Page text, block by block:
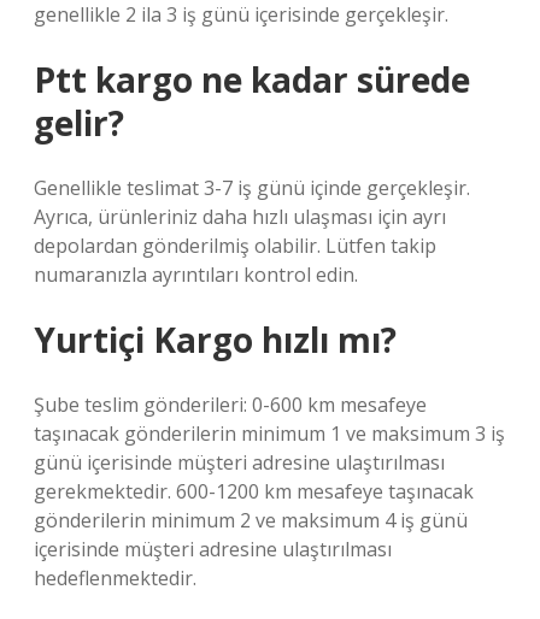
genellikle 2 ila 3 iş günü içerisinde gerçekleşir.
Ptt kargo ne kadar sürede
gelir?
Genellikle teslimat 3-7 iş günü içinde gerçekleşir.
Ayrıca, ürünleriniz daha hızlı ulaşması için ayrı
depolardan gönderilmiş olabilir. Lütfen takip
numaranızla ayrıntıları kontrol edin.
Yurtiçi Kargo hızlı mı?
Şube teslim gönderileri: 0-600 km mesafeye
taşınacak gönderilerin minimum 1 ve maksimum 3 iş
günü içerisinde müşteri adresine ulaştırılması
gerekmektedir. 600-1200 km mesafeye taşınacak
gönderilerin minimum 2 ve maksimum 4 iş günü
içerisinde müşteri adresine ulaştırılması
hedeflenmektedir.